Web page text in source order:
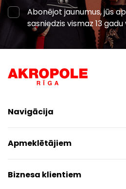
Abonējot jaunumus, jūs
sasniedzis vismaz 13
Navigācija
Iepirkšanās
Pakalpojumi
Izklaides
Restorāni
Apmeklētājiem
Centra plāns
Dzīvniekiem draudzīgs
Biznesa klientiem